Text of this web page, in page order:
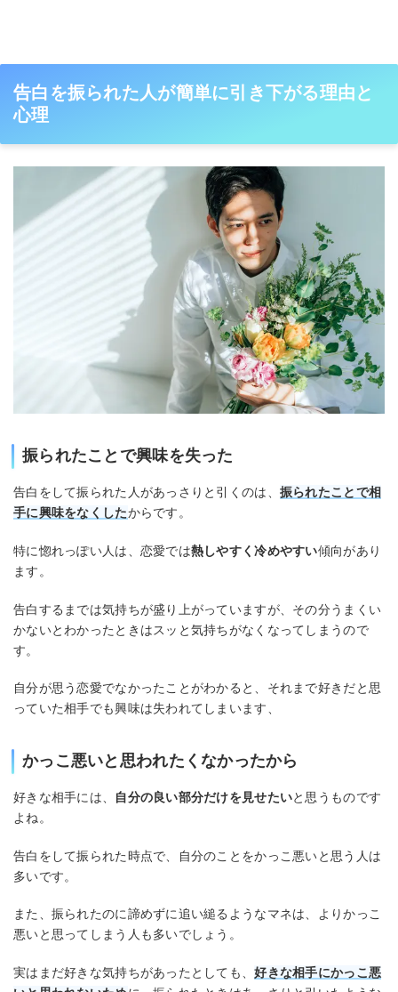
告白を振られた人が簡単に引き下がる理由と
心理
振られたことで興味を失った
告白をして振られた人があっさりと引くのは、 振られたことで相
手に興味をなくしたからです。
特に惚れっぽい人は、恋愛では熱しやすく冷めやすい傾向があり
ます。
告白するまでは気持ちが盛り上がっていますが、その分うまくい
かないとわかったときはスッと気持ちがなくなってしまうので
す。
自分が思う恋愛でなかったことがわかると、それまで好きだと思
っていた相手でも興味は失われてしまいます、
かっこ悪いと思われたくなかったから
好きな相手には、 自分の良い部分だけを見せたいと思うものです
よね。
告白をして振られた時点で、自分のことをかっこ悪いと思う人は
多いです。
また、振られたのに諦めずに追い縋るようなマネは、よりかっこ
悪いと思ってしまう人も多いでしょう。
実はまだ好きな気持ちがあったとしても、好きな相手にかっこ悪